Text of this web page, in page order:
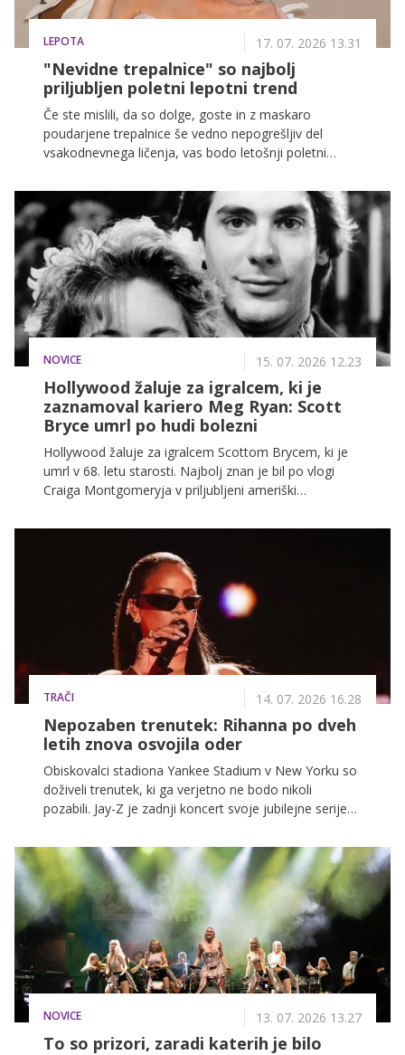
LEPOTA 17. 07. 2026 13.31
"Nevidne trepalnice" so najbolj
priljubljen poletni lepotni trend
Če ste mislili, da so dolge, goste in z maskaro
poudarjene trepalnice še vedno nepogrešljiv del
vsakodnevnega ličenja, vas bodo letošnji poletni
prihajajo tako imenovane nevidne trepalnice (ghost
lashes), pri katerih je ključna prav odsotnost maskare.
Namesto dramatičnega videza je poudarek na sveži,
sijoči koži in naravno odprtem pogledu, ki deluje
lahkotno ter brez odvečnega truda.
NOVICE 15. 07. 2026 12.23
Hollywood žaluje za igralcem, ki je
zaznamoval kariero Meg Ryan: Scott
Bryce umrl po hudi bolezni
Hollywood žaluje za igralcem Scottom Brycem, ki je
umrl v 68. letu starosti. Najbolj znan je bil po vlogi
Craiga Montgomeryja v priljubljeni ameriški
poznali tudi iz serij Law & Order, Sex and the City in
številnih drugih televizijskih uspešnic.
TRAČI 14. 07. 2026 16.28
Nepozaben trenutek: Rihanna po dveh
letih znova osvojila oder
Obiskovalci stadiona Yankee Stadium v New Yorku so
doživeli trenutek, ki ga verjetno ne bodo nikoli
pozabili. Jay-Z je zadnji koncert svoje jubilejne serije
presenečenjem – na oder je povabil Rihanno, ki je
pred množico navdušenih oboževalcev nastopila prvič
po dveh letih.
NOVICE 13. 07. 2026 13.27
To so prizori, zaradi katerih je bilo